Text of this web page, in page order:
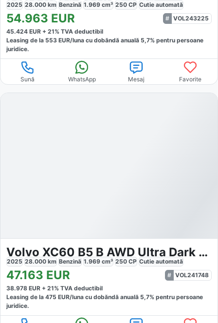
2025 28.000 km Benzină 1.969 cm³ 250 CP Cutie automată
54.963 EUR
VOL243225
45.424 EUR + 21% TVA deductibil
Leasing de la 553 EUR/luna cu dobăndă anuală 5,7% pentru persoane
juridice.
Sună WhatsApp Mesaj Favorite
Volvo XC60 B5 B AWD Ultra Dark Business
2025 28.000 km Benzină 1.969 cm³ 250 CP Cutie automată
47.163 EUR
VOL241748
38.978 EUR + 21% TVA deductibil
Leasing de la 475 EUR/luna cu dobăndă anuală 5,7% pentru persoane
juridice.